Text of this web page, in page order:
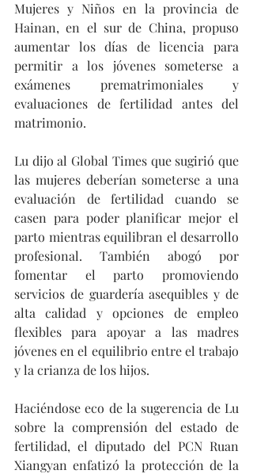
Mujeres y Niños en la provincia de
Hainan, en el sur de China, propuso
aumentar los días de licencia para
permitir a los jóvenes someterse a
exámenes prematrimoniales y
evaluaciones de fertilidad antes del
matrimonio.
Lu dijo al Global Times que sugirió que
las mujeres deberían someterse a una
evaluación de fertilidad cuando se
casen para poder planificar mejor el
parto mientras equilibran el desarrollo
profesional. También abogó por
fomentar el parto promoviendo
servicios de guardería asequibles y de
alta calidad y opciones de empleo
flexibles para apoyar a las madres
jóvenes en el equilibrio entre el trabajo
y la crianza de los hijos.
Haciéndose eco de la sugerencia de Lu
sobre la comprensión del estado de
fertilidad, el diputado del PCN Ruan
Xiangyan enfatizó la protección de la